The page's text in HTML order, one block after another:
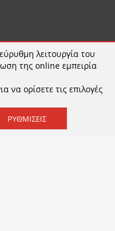
ΕΓΓΡΑΦΉ
και τηνΠολιτική
λειτουργία του
της online εμπειρία
να ορίσετε τις επιλογές
ΡΥΘΜΊΣΕΙΣ